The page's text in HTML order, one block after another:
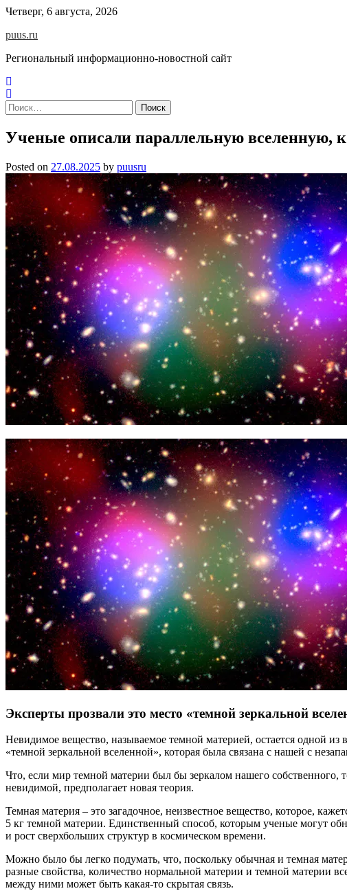
Skip
content
Четверг, 6 августа, 2026
puus.ru
Региональный информационно-новостной сайт
Найти:
Ученые описали параллельную вселенную,
Posted on 27.08.2025 by puusru
Эксперты прозвали это место «темной зеркальной
Невидимое вещество, называемое темной материей, остается одной из
«темной зеркальной вселенной», которая была связана с нашей с
Что, если мир темной материи был бы зеркалом нашего
невидимой, предполагает новая теория.
Темная материя – это загадочное, неизвестное вещество, которое,
5 кг темной материи. Единственный способ, которым ученые могут
и рост сверхбольших структур в космическом времени.
Можно было бы легко подумать, что, поскольку обычная и темная
разные свойства, количество нормальной материи и темной материи
между ними может быть какая-то скрытая связь.